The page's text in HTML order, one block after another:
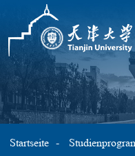
Startseite